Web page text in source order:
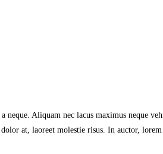
Aliquam nec lacus maximus neque
at, laoreet molestie risus. In auctor,